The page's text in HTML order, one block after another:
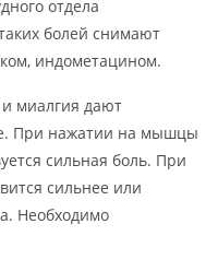
отдела
болей снимают
индометацином.
миалгия дают
При нажатии на мышцы
сильная боль. При
сильнее или
Необходимо